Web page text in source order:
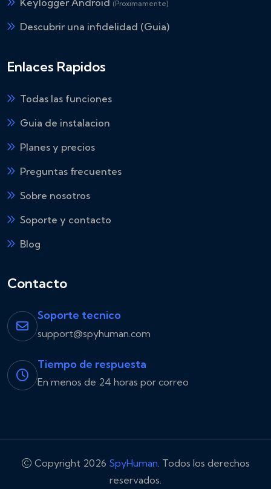
Keylogger Android (Proximamente)
Descubrir una infidelidad (Guia)
Enlaces Rapidos
Todas las funciones
Guia de instalacion
Planes y precios
Preguntas frecuentes
Sobre nosotros
Soporte y contacto
Blog
Contacto
Soporte tecnico
support@spyhuman.com
Tiempo de respuesta
En menos de 24 horas por correo
Copyright 2026 SpyHuman . Todos los derechos
reservados.